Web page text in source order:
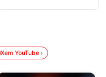
Xem YouTube ›